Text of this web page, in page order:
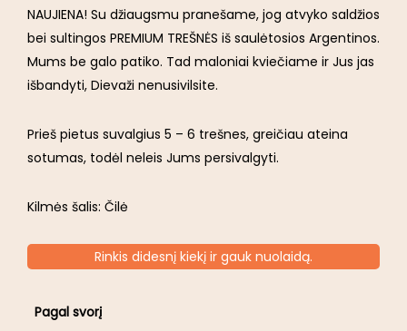
NAUJIENA! Su džiaugsmu pranešame, jog atvyko saldžios
bei sultingos PREMIUM TREŠNĖS iš saulėtosios Argentinos.
Mums be galo patiko. Tad maloniai kviečiame ir Jus jas
išbandyti, Dievaži nenusivilsite.
Prieš pietus suvalgius 5 – 6 trešnes, greičiau ateina
sotumas, todėl neleis Jums persivalgyti.
Kilmės šalis: Čilė
Rinkis didesnį kiekį ir gauk nuolaidą.
Pagal svorį